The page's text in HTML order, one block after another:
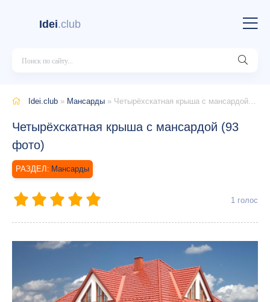
Idei.club
Idei.club » Мансарды » Четырёхскатная крыша с мансардой (93 фото)
Четырёхскатная крыша с мансардой (93
фото)
Мансарды
1 голос